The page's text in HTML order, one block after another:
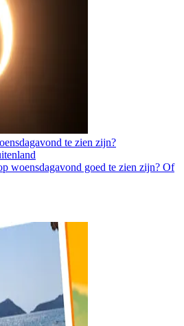
te zien zijn?
woensdagavond goed te zien zijn? Of